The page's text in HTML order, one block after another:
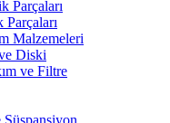
Parçaları
Malzemeleri
Diski
ve Filtre